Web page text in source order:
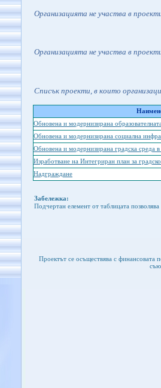
Организацията не участва в
Организацията не участва в
Списък проекти, в които
Обновена и модернизирана
Обновена и модернизирана социална
Обновена и модернизирана градска среда
Изработване на Интегриран план за
Надграждане
Забележка:
Подчертан елемент от таблицата
Проектът се осъществява с финансовата